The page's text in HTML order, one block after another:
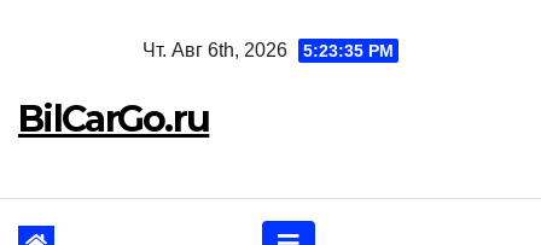
Чт. Авг 6th, 2026 5:23:36 PM
BilCarGo.ru